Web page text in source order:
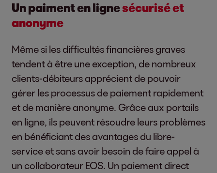
Un paiment en lignesécuriséet
anonyme
Même si les difficultés financières graves
tendent à être une exception, de nombreux
clients-débiteurs apprécient de pouvoir
gérer les processus de paiement rapidement
et de manière anonyme. Grâce aux portails
en ligne, ils peuvent résoudre leurs problèmes
en bénéficiant des avantages du libre-
service et sans avoir besoin de faire appel à
un collaborateur EOS. Un paiement direct